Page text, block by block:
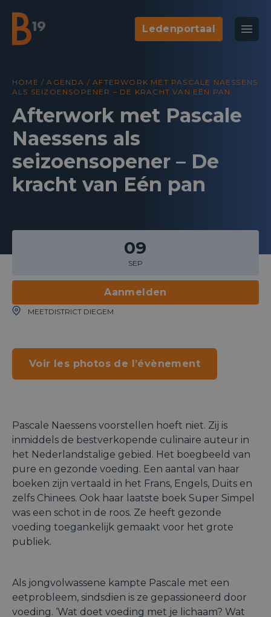
National Business Club & Networking
Ledenportaal
HOME /AGENDA /AFTERWORK MET PASCALE NAESSENS
ALS SEIZOENSOPENER – DE KRACHT VAN EÉN PAN
Afterwork met Pascale
Naessens als
seizoensopener – De
kracht van Eén pan
09
SEP
Aanmelden
MEETDISTRICT DIEGEM
Voir les photos de l’évènement
Pascale Naessens voorstellen hoeft niet. Zij is
inmiddels de bestverkopende culinaire auteur in
het Nederlandstalige gebied. Het boegbeeld van
pure en gezonde voeding. Een aantal van haar
boeken zijn vertaald in het Frans, Engels, Duits en
zelfs Chinees. Ook haar laatste boek Super Simpel
was een schot in de roos. Ze heeft gezonde
voeding toegankelijk gemaakt voor het grote
publiek.
Als jongvolwassene kampte Pascale met een
eetprobleem, sindsdien is ze gepassioneerd door
voeding. ‘Wat doet voeding met je lichaam? Wat